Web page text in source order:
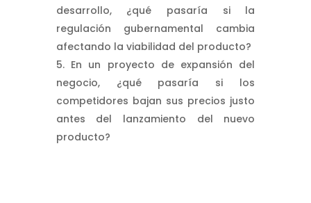
desarrollo, ¿qué pasaría si la
regulación gubernamental cambia
afectando la viabilidad del producto?
En un proyecto de expansión del
negocio, ¿qué pasaría si los
competidores bajan sus precios justo
antes del lanzamiento del nuevo
producto?